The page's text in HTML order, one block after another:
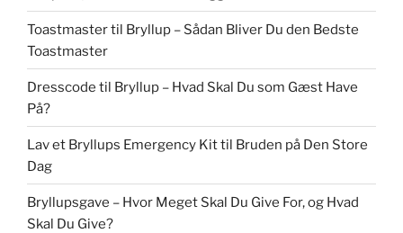
Toastmaster til Bryllup – Sådan Bliver Du den Bedste
Toastmaster
Dresscode til Bryllup – Hvad Skal Du som Gæst Have
På?
Lav et Bryllups Emergency Kit til Bruden på Den Store
Dag
Bryllupsgave – Hvor Meget Skal Du Give For, og Hvad
Skal Du Give?